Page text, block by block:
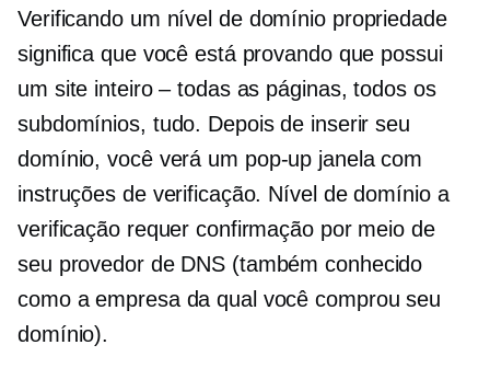
Verificando um nível de domíniopropriedade
significa que você está provando que possui
um site inteiro – todas as páginas, todos os
subdomínios, tudo. Depois de inserir seu
domínio, você verá um pop-up janela com
instruções de verificação. Nível de domínioa
verificação requer confirmação por meio de
seu provedor de DNS (também conhecido
como a empresa da qual você comprou seu
domínio).